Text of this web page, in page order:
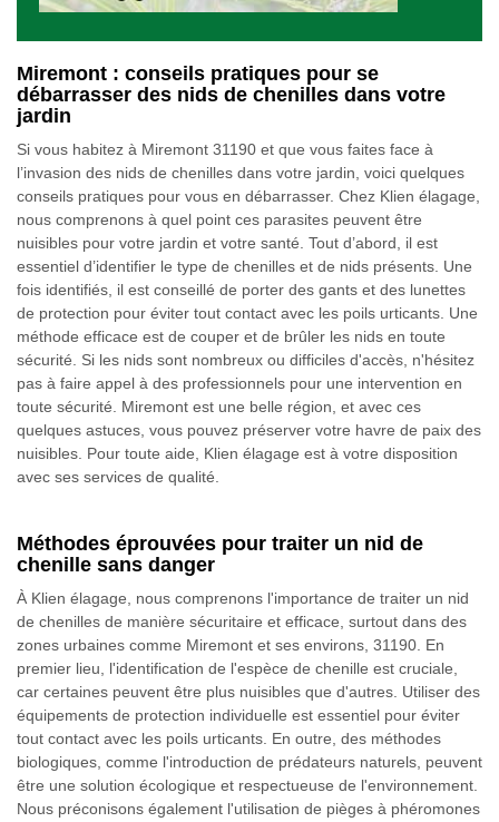
Miremont : conseils pratiques pour se
débarrasser des nids de chenilles dans votre
jardin
Si vous habitez à Miremont 31190 et que vous faites face à
l’invasion des nids de chenilles dans votre jardin, voici quelques
conseils pratiques pour vous en débarrasser. Chez Klien élagage,
nous comprenons à quel point ces parasites peuvent être
nuisibles pour votre jardin et votre santé. Tout d’abord, il est
essentiel d’identifier le type de chenilles et de nids présents. Une
fois identifiés, il est conseillé de porter des gants et des lunettes
de protection pour éviter tout contact avec les poils urticants. Une
méthode efficace est de couper et de brûler les nids en toute
sécurité. Si les nids sont nombreux ou difficiles d'accès, n'hésitez
pas à faire appel à des professionnels pour une intervention en
toute sécurité. Miremont est une belle région, et avec ces
quelques astuces, vous pouvez préserver votre havre de paix des
nuisibles. Pour toute aide, Klien élagage est à votre disposition
avec ses services de qualité.
Méthodes éprouvées pour traiter un nid de
chenille sans danger
À Klien élagage, nous comprenons l'importance de traiter un nid
de chenilles de manière sécuritaire et efficace, surtout dans des
zones urbaines comme Miremont et ses environs, 31190. En
premier lieu, l'identification de l'espèce de chenille est cruciale,
car certaines peuvent être plus nuisibles que d'autres. Utiliser des
équipements de protection individuelle est essentiel pour éviter
tout contact avec les poils urticants. En outre, des méthodes
biologiques, comme l'introduction de prédateurs naturels, peuvent
être une solution écologique et respectueuse de l'environnement.
Nous préconisons également l'utilisation de pièges à phéromones